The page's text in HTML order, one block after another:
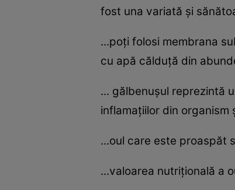
fost una variată şi
...poţi folosi membrana
cu apă călduţă din
... gălbenuşul reprezintă
inflamaţiilor din organism
...oul care este proaspăt
...valoarea nutriţională a